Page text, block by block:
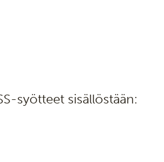
syötteet sisällöstään: